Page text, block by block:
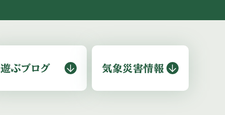
遊ぶブログ 気象災害情報